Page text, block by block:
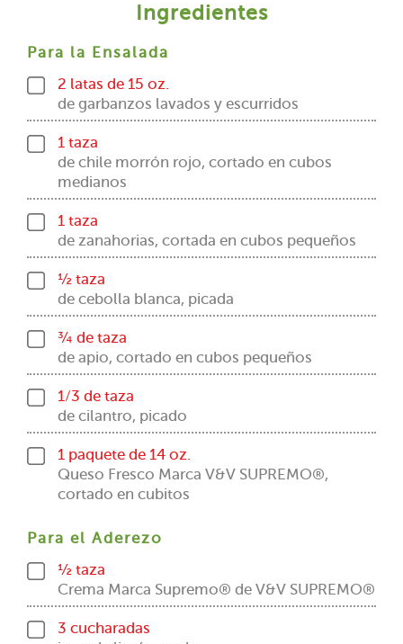
Ingredientes
Para la Ensalada
2 latas de 15 oz.
de garbanzos lavados y escurridos
1 taza
de chile morrón rojo, cortado en cubos
medianos
1 taza
de zanahorias, cortada en cubos pequeños
½ taza
de cebolla blanca, picada
¾ de taza
de apio, cortado en cubos pequeños
1/3 de taza
de cilantro, picado
1 paquete de 14 oz.
Queso Fresco Marca V&V SUPREMO®,
cortado en cubitos
Para el Aderezo
½ taza
Crema Marca Supremo® de V&V SUPREMO®
3 cucharadas